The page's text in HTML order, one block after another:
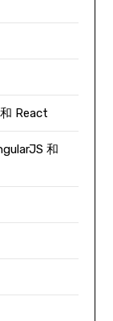
React
和